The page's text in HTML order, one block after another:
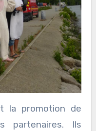
la promotion de
partenaires. Ils